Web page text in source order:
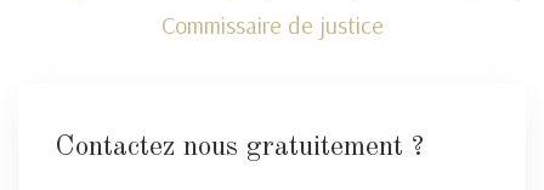
Commissaire de justice
Contactez nous gratuitement ?